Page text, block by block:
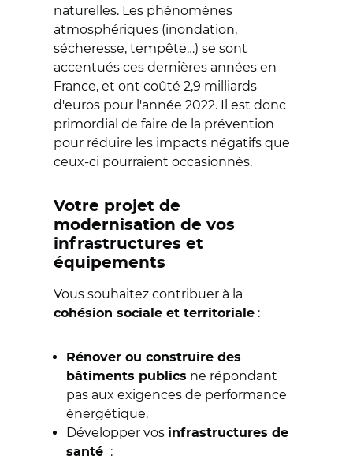
naturelles. Les phénomènes
atmosphériques (inondation,
sécheresse, tempête…) se sont
accentués ces dernières années en
France, et ont coûté 2,9 milliards
d'euros pour l'année 2022. Il est donc
primordial de faire de la prévention
pour réduire les impacts négatifs que
ceux-ci pourraient occasionnés.
Votre projet de
modernisation de vos
infrastructures et
équipements
Vous souhaitez contribuer à la
cohésion sociale et territoriale :
Rénover ou construire des
bâtiments publics ne répondant
pas aux exigences de performance
énergétique.
Développer vos infrastructures de
santé
: